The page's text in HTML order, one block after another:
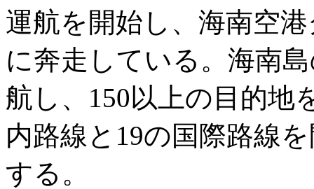
運航を開始し、海南空
に奔走している。海南
航し、150以上の目的地
内路線と19の国際路線
する。